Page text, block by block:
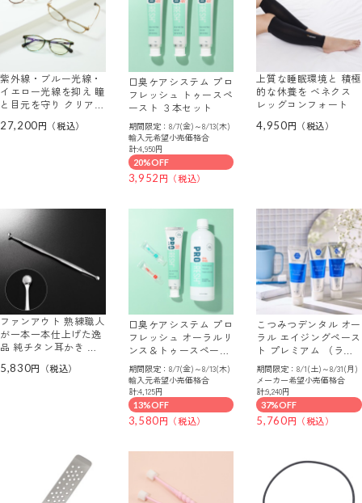
紫外線・ブルー光線・
イエロー光線を抑え 瞳
と目元を守り クリアな
アイブレラクリアソフ
27,200
口臭ケアシステム プロ
フレッシュ トゥースペ
ースト ３本セット
期間限定：8/7(金)～8/13(木)
輸入元希望小売価格合
計:4,950円
20%OFF
3,952
上質な睡眠環境と 積極
的な休養を ベネクス
レッグコンフォート
4,950
ファンアウト 熟練職人
が一本一本仕上げた逸
品 純チタン耳かき 大
5,830
口臭ケアシステム プロ
フレッシュ オーラルリ
ンス＆トゥースペース
トセット
期間限定：8/7(金)～8/13(木)
輸入元希望小売価格合
計:4,125円
13%OFF
3,580
こつみつデンタル オー
ラル エイジングペース
ト プレミアム （ライ
フメイトＫＤ２） ３本
セット
期間限定：8/1(土)～8/31(月)
メーカー希望小売価格合
計:9,240円
37%OFF
5,760